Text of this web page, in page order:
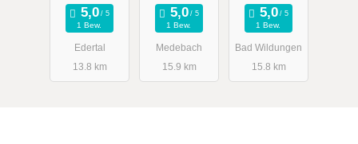
1 Bew.
Edertal
13.8 km
1 Bew.
Medebach
15.9 km
1 Bew.
Bad Wildungen
15.8 km